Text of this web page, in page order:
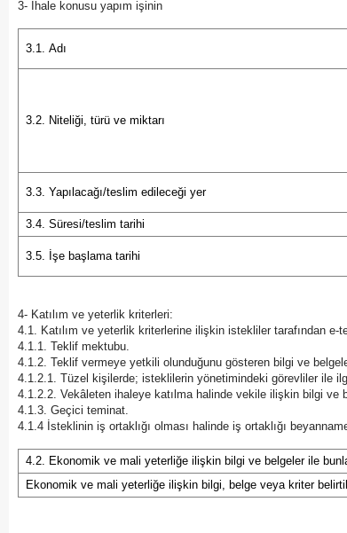
3- İhale konusu yapım işinin
3.1. Adı
3.2. Niteliği, türü ve miktarı
3.3. Yapılacağı/teslim edileceği yer
3.4. Süresi/teslim tarihi
3.5. İşe başlama tarihi
4- Katılım ve yeterlik kriterleri:
4.1. Katılım ve yeterlik kriterlerine ilişkin istekliler tarafından
4.1.1. Teklif mektubu.
4.1.2. Teklif vermeye yetkili olunduğunu gösteren bilgi ve
4.1.2.1. Tüzel kişilerde; isteklilerin yönetimindeki görevliler ile
4.1.2.2. Vekâleten ihaleye katılma halinde vekile ilişkin bilgi ve
4.1.3. Geçici teminat.
4.1.4 İsteklinin iş ortaklığı olması halinde iş ortaklığı
4.2. Ekonomik ve mali yeterliğe ilişkin bilgi ve belgeler ile
Ekonomik ve mali yeterliğe ilişkin bilgi, belge veya kriter